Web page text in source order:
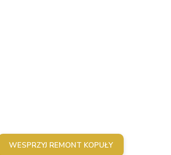
WESPRZYJ REMONT KOPUŁY